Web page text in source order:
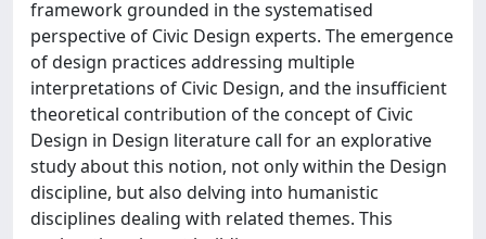
framework grounded in the systematised
perspective of Civic Design experts. The emergence
of design practices addressing multiple
interpretations of Civic Design, and the insufficient
theoretical contribution of the concept of Civic
Design in Design literature call for an explorative
study about this notion, not only within the Design
discipline, but also delving into humanistic
disciplines dealing with related themes. This